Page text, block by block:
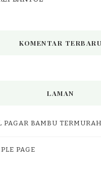
KOMENTAR TERBARU
LAMAN
PAGAR BAMBU
PAGE